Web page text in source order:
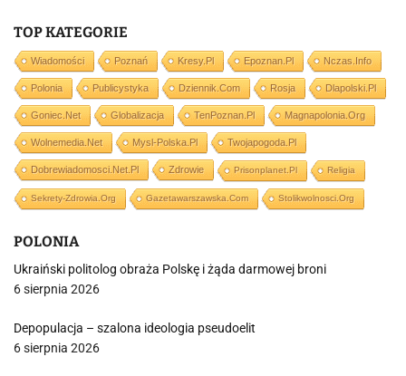
TOP KATEGORIE
Wiadomości Poznań Kresy.pl Epoznan.pl Nczas.info
Polonia Publicystyka Dziennik.com Rosja Dlapolski.pl
Goniec.net Globalizacja TenPoznan.pl Magnapolonia.org
Wolnemedia.net Mysl-Polska.pl Twojapogoda.pl
Dobrewiadomosci.net.pl Zdrowie Prisonplanet.pl Religia
Sekrety-Zdrowia.org Gazetawarszawska.com Stolikwolnosci.org
POLONIA
Ukraiński politolog obraża Polskę i żąda darmowej broni
6 sierpnia 2026
Depopulacja – szalona ideologia pseudoelit
6 sierpnia 2026